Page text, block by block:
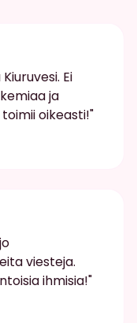
Ei
ja
oikeasti!"
viesteja.
ihmisia!"